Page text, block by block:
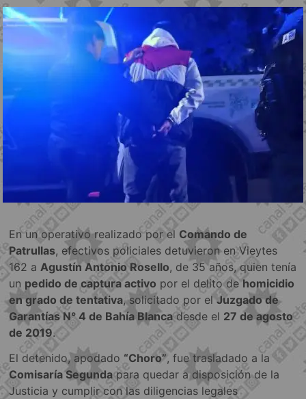
En un operativo realizado por el Comando de
Patrullas, efectivos policiales detuvieron en Vieytes
162 a Agustín Antonio Rosello, de 35 años, quien tenía
un pedido de captura activo por el delito dehomicidio
en grado de tentativa, solicitado por elJuzgado de
Garantías N° 4 de Bahía Blancadesde el 27 de agosto
de 2019.
El detenido, apodado “Choro”, fue trasladado a la
Comisaría Segundapara quedar a disposición de la
Justicia y cumplir con las diligencias legales